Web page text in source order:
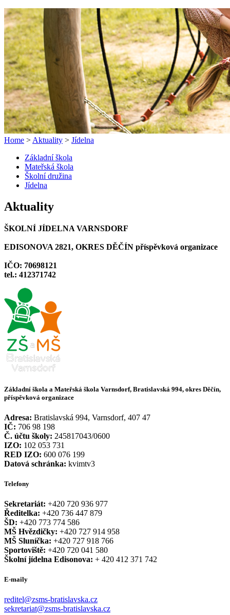
Home > Aktuality > Jídelna
Základní škola
Mateřská škola
Školní družina
Jídelna
Aktuality
ŠKOLNÍ JÍDELNA VARNSDORF
EDISONOVA 2821, OKRES DĚČÍN příspěvková organizace
IČO: 70698121
tel.: 412371742
Základní škola a Mateřská škola Varnsdorf, Bratislavská 994, okres Děčín,
příspěvková organizace
Adresa: Bratislavská 994, Varnsdorf, 407 47
IČ: 706 98 198
Č. účtu školy: 245817043/0600
IZO: 102 053 731
RED IZO: 600 076 199
Datová schránka: kvimtv3
Telefony
Sekretariát: +420 720 936 977
Ředitelka: +420 736 447 879
ŠD: +420 773 774 586
MŠ Hvězdičky: +420 727 914 958
MŠ Sluníčka: +420 727 918 766
Sportoviště: +420 720 041 580
Školní jídelna Edisonova: + 420 412 371 742
E-maily
reditel@zsms-bratislavska.cz
sekretariat@zsms-bratislavska.cz